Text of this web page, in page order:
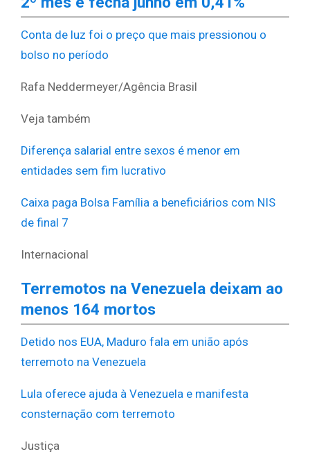
Conta de luz foi o preço que mais pressionou o
bolso no período
Rafa Neddermeyer/Agência Brasil
Veja também
Diferença salarial entre sexos é menor em
entidades sem fim lucrativo
Caixa paga Bolsa Família a beneficiários com NIS
de final 7
Internacional
Terremotos na Venezuela deixam ao
menos 164 mortos
Detido nos EUA, Maduro fala em união após
terremoto na Venezuela
Lula oferece ajuda à Venezuela e manifesta
consternação com terremoto
Justiça